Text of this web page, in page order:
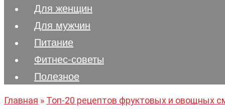
Для женщин
Для мужчин
Питание
Фитнес-советы
Полезноe
Главная » Топ-20 рецептов фруктовых и овощных